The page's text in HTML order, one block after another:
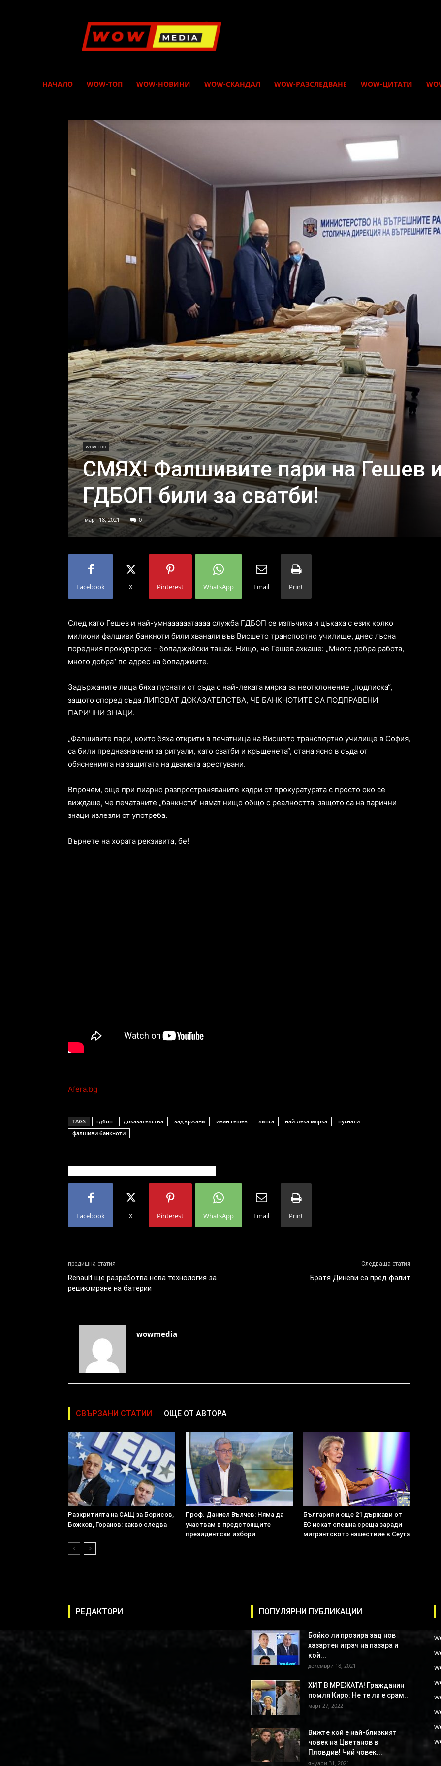
Media
НАЧАЛО WOW-ТОП WOW-НОВИНИ WOW-СКАНДАЛ WOW-РАЗСЛЕДВАНЕ WOW-ЦИТАТИ
wow-топ
СМЯХ! Фалшивите пари на Гешев
ГДБОП били за сватби!
март 18, 2021 0
Facebook X Pinterest WhatsApp Email Print
След като Гешев и най-умнаааааатаааа служба ГДБОП се изпъчиха и цъкаха с език колко
милиони фалшиви банкноти били хванали във Висшето транспортно училище, днес лъсна
поредния прокурорско – бопаджийски ташак. Нищо, че Гешев ахкаше: „Много добра работа,
много добра“ по адрес на бопаджиите.
Задържаните лица бяха пуснати от съда с най-леката мярка за неотклонение „подписка“,
защото според съда ЛИПСВАТ ДОКАЗАТЕЛСТВА, ЧЕ БАНКНОТИТЕ СА ПОДПРАВЕНИ
ПАРИЧНИ ЗНАЦИ.
„Фалшивите пари, които бяха открити в печатница на Висшето транспортно училище в София,
са били предназначени за ритуали, като сватби и кръщенета“, стана ясно в съда от
обясненията на защитата на двамата арестувани.
Впрочем, още при пиарно разпространяваните кадри от прокуратурата с просто око се
виждаше, че печатаните „банкноти“ нямат нищо общо с реалността, защото са на парични
знаци излезли от употреба.
Върнете на хората рекзивита, бе!
Afera.bg
TAGS гдбоп доказателства задържани иван гешев липса най-лека мярка
пуснати
фалшиви банкноти
Facebook X Pinterest WhatsApp Email Print
предишна статия
Renault ще разработва нова технология за
рециклиране на батерии
Следваща статия
Братя Диневи са пред фалит
wowmedia
СВЪРЗАНИ СТАТИИ ОЩЕ ОТ АВТОРА
Разкритията на САЩ за Борисов,
Божков, Горанов: какво следва
Проф. Даниел Вълчев: Няма да
участвам в предстоящите
президентски избори
България и още 21 държави от
ЕС искат спешна среща заради
мигрантското нашествие в Сеута
РЕДАКТОРИ ПОПУЛЯРНИ ПУБЛИКАЦИИ
Бойко ли прозира зад нов
хазартен играч на пазара и
кой...
декември 18, 2021
ХИТ В МРЕЖАТА! Гражданин
помля Киро: Не те ли е срам...
март 27, 2022
Вижте кой е най-близкият
човек на Цветанов в
Пловдив! Чий човек...
януари 31, 2021